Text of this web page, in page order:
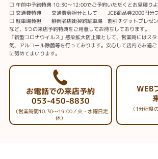
□ 午前中予約特典 10:30～12:00でご予約いただくとお見積り
□ 交通費特典 交通費負担分として JCB商品券2000円分プ
□ 駐車場負担 静岡名店街契約駐車場 割引チケットプ
など、5つの来店予約特典をご用意してお待ちしております。
「新型コロナウイルス」感染拡大防止策として、営業時にはス
気、アルコール除菌等を行っております。安心して店内でお過
に努めてまいります。
お電話での来店予約
053-450-8830
（営業時間10:30～19:00／火・水曜日定
休）
WEB
（1分程度